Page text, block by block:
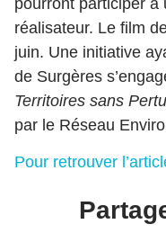
réalisateur. Le film
juin. Une initiative
de Surgères
Territoires sans
par le Réseau
Pour retrouver